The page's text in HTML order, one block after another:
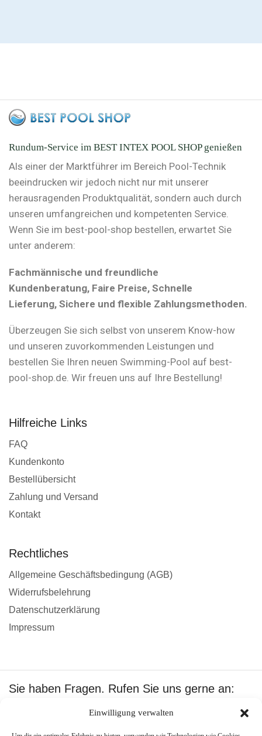
Einwilligung verwalten
Rundum-Service im BEST INTEX POOL SHOP genießen
Als einer der Marktführer im Bereich Pool-Technik
beeindrucken wir jedoch nicht nur mit unserer
herausragenden Produktqualität, sondern auch durch
unseren umfangreichen und kompetenten Service.
Wenn Sie im best-pool-shop bestellen, erwartet Sie
unter anderem:
Fachmännische und freundliche
Kundenberatung, Faire Preise, Schnelle
Lieferung, Sichere und flexible Zahlungsmethoden.
Überzeugen Sie sich selbst von unserem Know-how
und unseren zuvorkommenden Leistungen und
bestellen Sie Ihren neuen Swimming-Pool auf best-
pool-shop.de. Wir freuen uns auf Ihre Bestellung!
Hilfreiche Links
FAQ
Kundenkonto
Bestellübersicht
Zahlung und Versand
Kontakt
Rechtliches
Allgemeine Geschäftsbedingung (AGB)
Widerrufsbelehrung
Datenschutzerklärung
Impressum
Sie haben Fragen. Rufen Sie uns gerne an:
+49 1601512402